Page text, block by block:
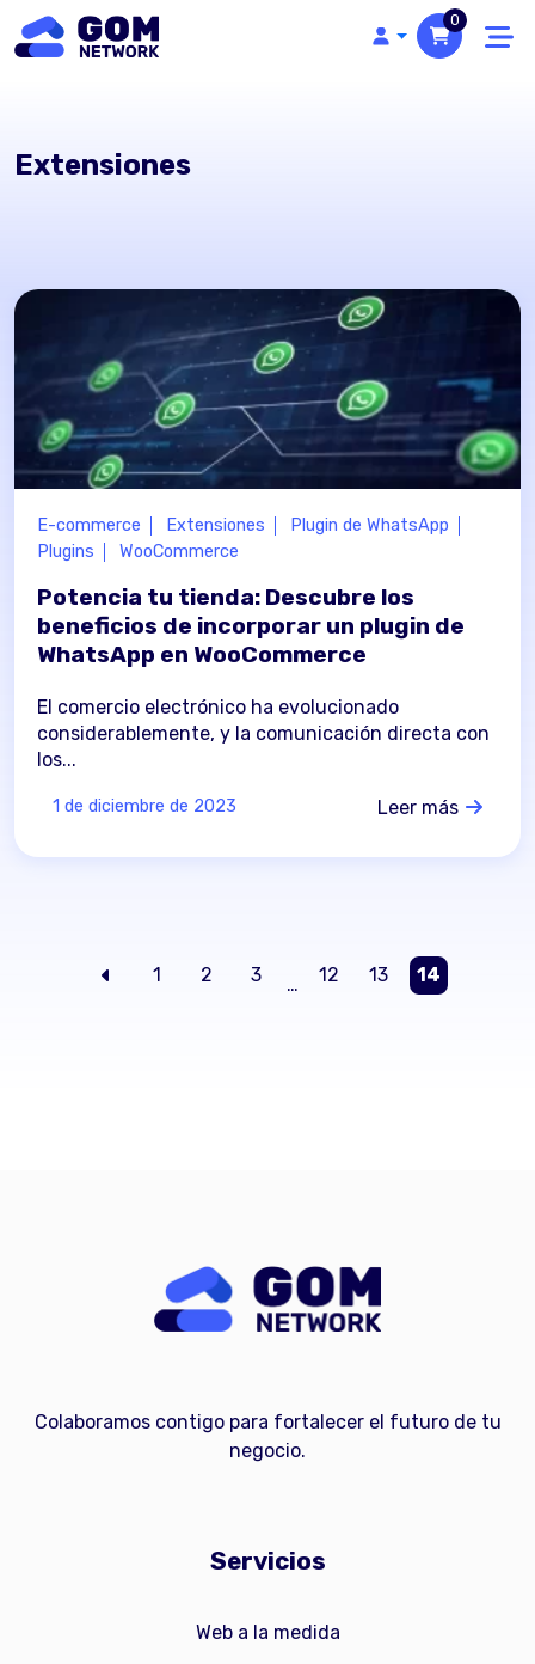
0
Extensiones
E-commerce Extensiones
Plugin de WhatsApp
Plugins
WooCommerce
Potencia tu tienda: Descubre los
beneficios de incorporar un plugin de
WhatsApp en WooCommerce
El comercio electrónico ha evolucionado
considerablemente, y la comunicación directa con
los...
1 de diciembre de 2023 Leer más
1 2 3 … 12 13 14
Colaboramos contigo para fortalecer el futuro de tu
negocio.
Servicios
Web a la medida